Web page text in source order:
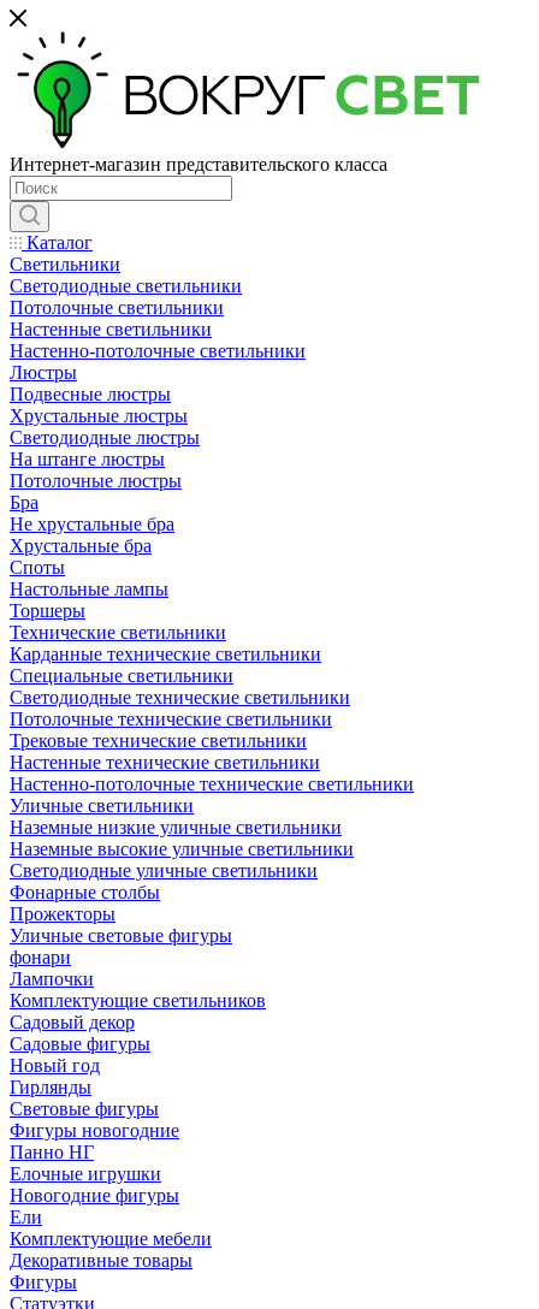
Интернет-магазин представительского класса
Каталог
Светильники
Светодиодные светильники
Потолочные светильники
Настенные светильники
Настенно-потолочные светильники
Люстры
Подвесные люстры
Хрустальные люстры
Светодиодные люстры
На штанге люстры
Потолочные люстры
Бра
Не хрустальные бра
Хрустальные бра
Споты
Настольные лампы
Торшеры
Технические светильники
Карданные технические светильники
Специальные светильники
Светодиодные технические светильники
Потолочные технические светильники
Трековые технические светильники
Настенные технические светильники
Настенно-потолочные технические светильники
Уличные светильники
Наземные низкие уличные светильники
Наземные высокие уличные светильники
Светодиодные уличные светильники
Фонарные столбы
Прожекторы
Уличные световые фигуры
фонари
Лампочки
Комплектующие светильников
Садовый декор
Садовые фигуры
Новый год
Гирлянды
Световые фигуры
Фигуры новогодние
Панно НГ
Елочные игрушки
Новогодние фигуры
Ели
Комплектующие мебели
Декоративные товары
Фигуры
Статуэтки